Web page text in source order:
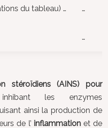
du tableau) … …
…
stéroïdiens (AINS) pour
les enzymes
ainsi la production de
de l’ inflammation et de